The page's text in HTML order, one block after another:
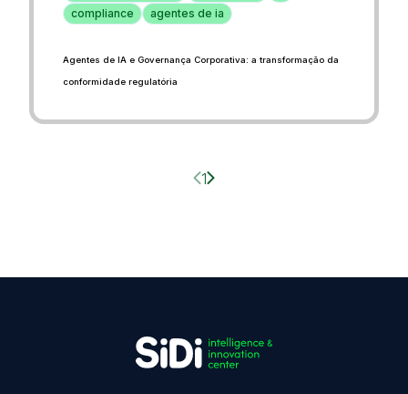
compliance
agentes de ia
Agentes de IA e Governança Corporativa: a transformação da
conformidade regulatória
Página anterior
1 Próxima página